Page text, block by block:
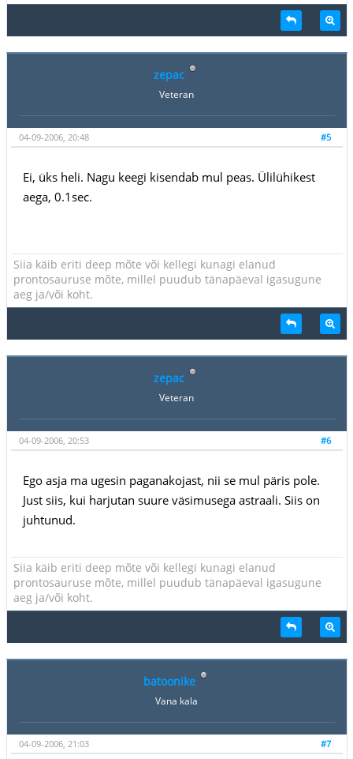
zepac
Veteran
#5
04-09-2006, 20:48
Ei, üks heli. Nagu keegi kisendab mul peas. Ülilühikest
aega, 0.1sec.
Siia käib eriti deep mõte või kellegi kunagi elanud
prontosauruse mõte, millel puudub tänapäeval igasugune
aeg ja/või koht.
zepac
Veteran
#6
04-09-2006, 20:53
Ego asja ma ugesin paganakojast, nii se mul päris pole.
Just siis, kui harjutan suure väsimusega astraali. Siis on
juhtunud.
Siia käib eriti deep mõte või kellegi kunagi elanud
prontosauruse mõte, millel puudub tänapäeval igasugune
aeg ja/või koht.
batoonike
Vana kala
#7
04-09-2006, 21:03